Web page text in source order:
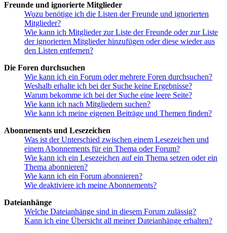
Freunde und ignorierte Mitglieder
Wozu benötige ich die Listen der Freunde und ignorierten
Mitglieder?
Wie kann ich Mitglieder zur Liste der Freunde oder zur Liste
der ignorierten Mitglieder hinzufügen oder diese wieder aus
den Listen entfernen?
Die Foren durchsuchen
Wie kann ich ein Forum oder mehrere Foren durchsuchen?
Weshalb erhalte ich bei der Suche keine Ergebnisse?
Warum bekomme ich bei der Suche eine leere Seite?
Wie kann ich nach Mitgliedern suchen?
Wie kann ich meine eigenen Beiträge und Themen finden?
Abonnements und Lesezeichen
Was ist der Unterschied zwischen einem Lesezeichen und
einem Abonnements für ein Thema oder Forum?
Wie kann ich ein Lesezeichen auf ein Thema setzen oder ein
Thema abonnieren?
Wie kann ich ein Forum abonnieren?
Wie deaktiviere ich meine Abonnements?
Dateianhänge
Welche Dateianhänge sind in diesem Forum zulässig?
Kann ich eine Übersicht all meiner Dateianhänge erhalten?